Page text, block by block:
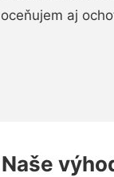
aj
Naše